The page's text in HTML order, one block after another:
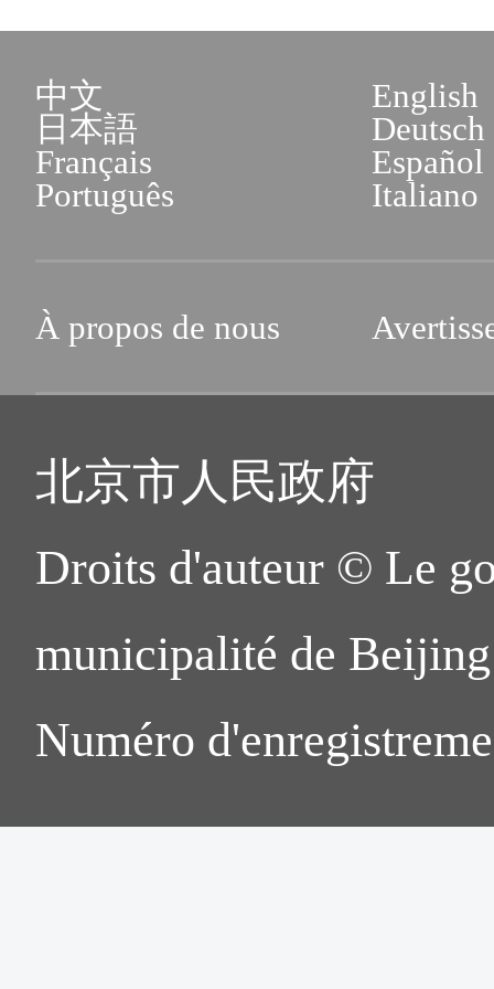
中文
English
日本語
Deutsch
Français
Español
Português
Italiano
À propos de nous
北京市人民政府
Droits d'auteur © Le
municipalité de
Numéro